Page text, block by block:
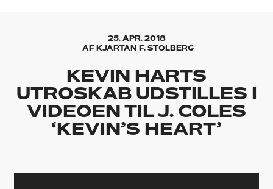
25. APR. 2018
AF KJARTAN F. STOLBERG
KEVIN HARTS
UTROSKAB UDSTILLES I
VIDEOEN TIL J. COLES
‘KEVIN’S HEART’